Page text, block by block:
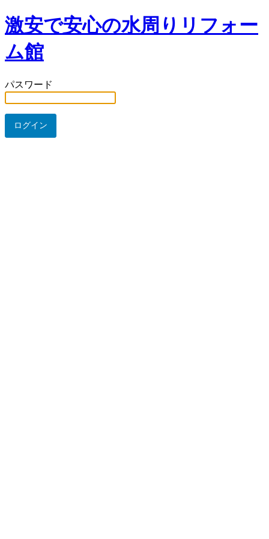
激安で安心の水周りリフォー
ム館
パスワード